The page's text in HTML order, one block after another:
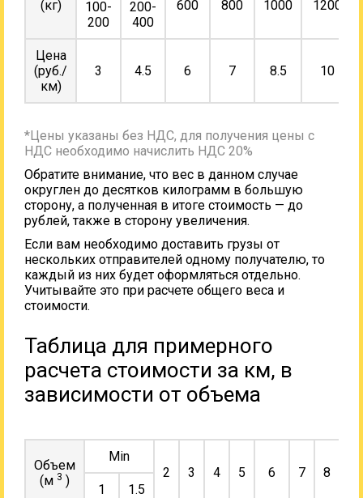
(кг)
600
800
1000
1200
100-
200
200-
400
Цена
(руб./
км)
3 4.5 6 7 8.5 10
*Цены указаны без НДС, для получения цены с
НДС необходимо начислить НДС 20%
Обратите внимание, что вес в данном случае
округлен до десятков килограмм в большую
сторону, а полученная в итоге стоимость — до
рублей, также в сторону увеличения.
Если вам необходимо доставить грузы от
нескольких отправителей одному получателю, то
каждый из них будет оформляться отдельно.
Учитывайте это при расчете общего веса и
стоимости.
Таблица для примерного
расчета стоимости за км, в
зависимости от объема
Объем
(м 3 )
Min
2
3 4 5 6 7 8
1
1.5